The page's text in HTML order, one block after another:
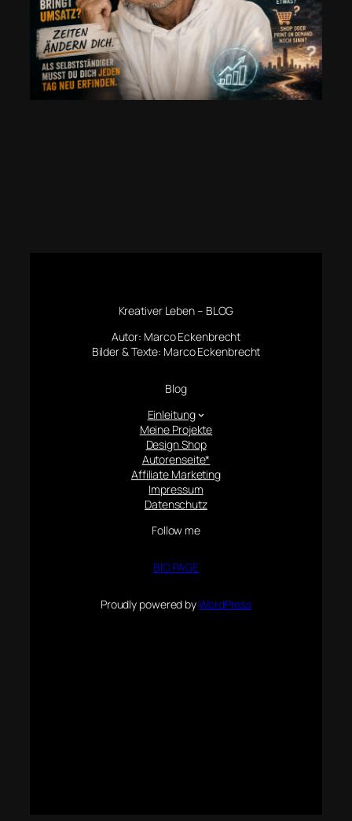
Kreativer Leben – BLOG
Autor: Marco Eckenbrecht
Bilder & Texte: Marco Eckenbrecht
Blog
Einleitung
Meine Projekte
Design Shop
Autorenseite*
Affiliate Marketing
Impressum
Datenschutz
Follow me
BIO PAGE
Proudly powered byWordPress